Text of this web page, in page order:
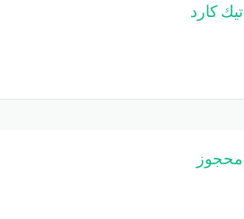
تيك كارد
محجوز